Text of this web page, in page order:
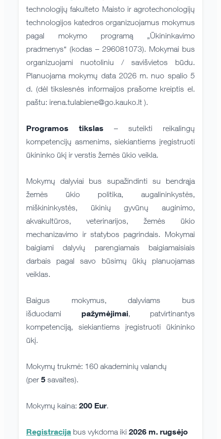
technologijų fakulteto Maisto ir agrotechonologijų
technologijos katedros organizuojamus mokymus
pagal mokymo programą „Ūkininkavimo
pradmenys“ (kodas – 296081073). Mokymai bus
organizuojami nuotoliniu / savišvietos būdu.
Planuojama mokymų data 2026 m. nuo spalio 5
d. (dėl tikslesnės informaijos prašome kreiptis el.
paštu: irena.tulabiene@go.kauko.lt ).
Programos tikslas – suteikti reikalingų
kompetencijų asmenims, siekiantiems įregistruoti
ūkininko ūkį ir verstis žemės ūkio veikla.
Mokymų dalyviai bus supažindinti su bendrąja
žemės ūkio politika, augalininkystės,
miškininkystės, ūkinių gyvūnų auginimo,
akvakultūros, veterinarijos, žemės ūkio
mechanizavimo ir statybos pagrindais. Mokymai
baigiami dalyvių parengiamais baigiamaisiais
darbais pagal savo būsimų ūkių planuojamas
veiklas.
Baigus mokymus, dalyviams bus
išduodami pažymėjimai, patvirtinantys
kompetenciją, siekiantiems įregistruoti ūkininko
ūkį.
Mokymų trukmė: 160 akademinių valandų
(per5 savaites).
Mokymų kaina:200 Eur.
Registracija bus vykdoma iki2026 m. rugsėjo